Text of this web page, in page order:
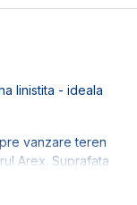
linistita - ideala
vanzare teren
Arex. Suprafata